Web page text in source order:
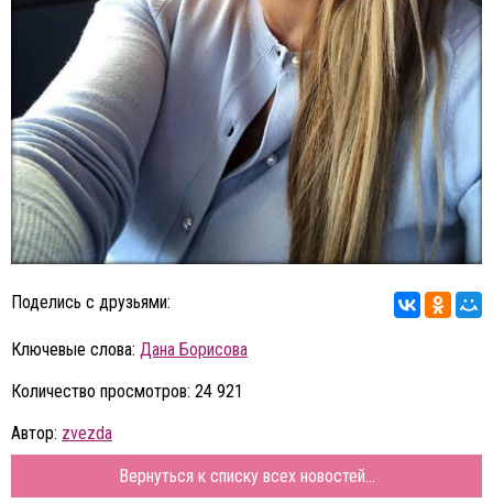
Поделись с друзьями:
Ключевые слова: Дана Борисова
Количество просмотров: 24 921
Автор: zvezda
Вернуться к списку всех новостей...